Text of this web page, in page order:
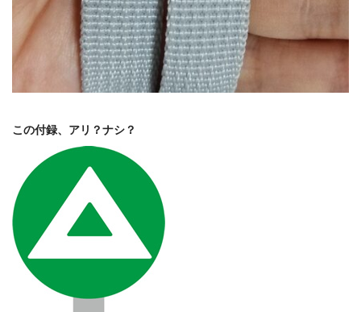
この付録、アリ？ナシ？